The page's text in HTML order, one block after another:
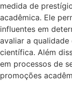
medida de
acadêmica. Ele
influentes em
avaliar a
científica. Além
em processos de
promoções